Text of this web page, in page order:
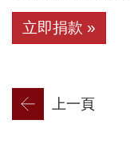
立即捐款 »
上一頁